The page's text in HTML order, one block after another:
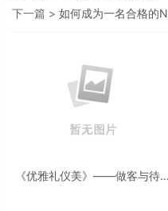
下一篇 > 如何成为一名合格的
《优雅礼仪美》——做客与待客